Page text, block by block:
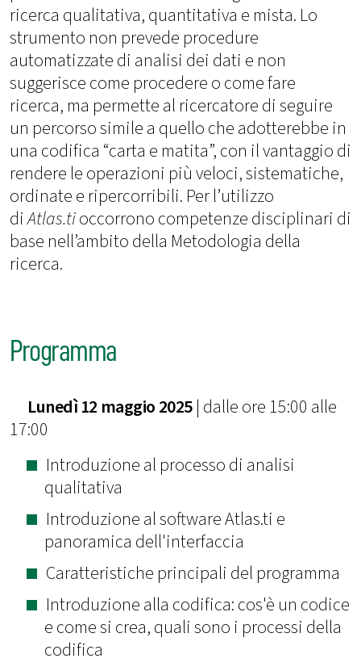
ricerca qualitativa, quantitativa e mista. Lo
strumento non prevede procedure
automatizzate di analisi dei dati e non
suggerisce come procedere o come fare
ricerca, ma permette al ricercatore di seguire
un percorso simile a quello che adotterebbe in
una codifica “carta e matita”, con il vantaggio di
rendere le operazioni più veloci, sistematiche,
ordinate e ripercorribili. Per l’utilizzo
diAtlas.tioccorrono competenze disciplinari di
base nell’ambito della Metodologia della
ricerca.
Programma
Lunedì 12 maggio 2025| dalle ore 15:00 alle
17:00
Introduzione al processo di analisi
qualitativa
Introduzione al software Atlas.ti e
panoramica dell'interfaccia
Caratteristiche principali del programma
Introduzione alla codifica: cos'è un codice
e come si crea, quali sono i processi della
codifica